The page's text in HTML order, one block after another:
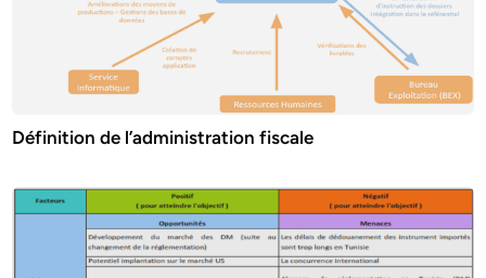
Définition de l’administration fiscale